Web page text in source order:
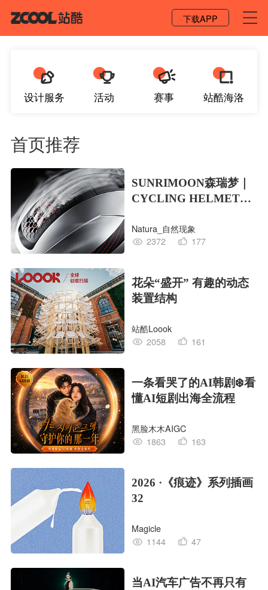
下载APP
设计服务 活动 赛事 站酷海洛
首页推荐
SUNRIMOON森瑞梦｜
CYCLING HELMET
Natura_自然现象
2372
177
花朵“盛开” 有趣的动态
装置结构
站酷Loook
2058
161
一条看哭了的AI韩剧❄️看
懂AI短剧出海全流程
黑脸木木AIGC
1863
163
2026 ·《痕迹》系列插画
32
Magicle
1144
47
当AI汽车广告不再只有